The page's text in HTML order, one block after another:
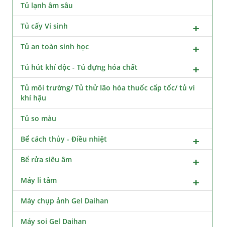
Tủ lạnh âm sâu
Tủ cấy Vi sinh
Tủ an toàn sinh học
Tủ hút khí độc - Tủ đựng hóa chất
Tủ môi trường/ Tủ thử lão hóa thuốc cấp tốc/ tủ vi
khí hậu
Tủ so màu
Bể cách thủy - Điều nhiệt
Bể rửa siêu âm
Máy li tâm
Máy chụp ảnh Gel Daihan
Máy soi Gel Daihan